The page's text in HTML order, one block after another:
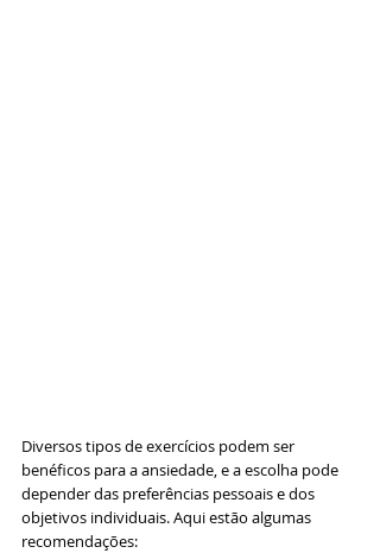
Diversos tipos de exercícios podem ser
benéficos para a ansiedade, e a escolha pode
depender das preferências pessoais e dos
objetivos individuais. Aqui estão algumas
recomendações: